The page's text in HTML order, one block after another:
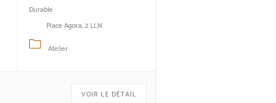
Durable
Place Agora, 2 LLN
Atelier
VOIR LE DÉTAIL